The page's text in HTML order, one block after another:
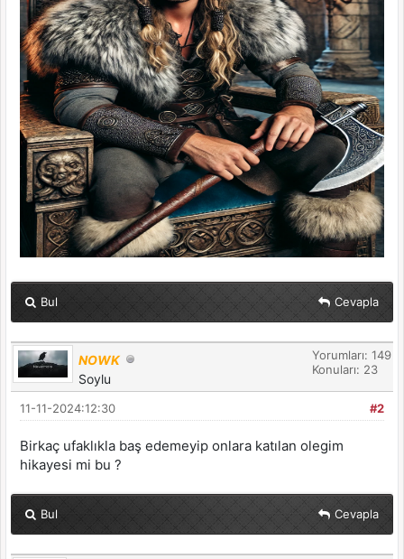
Bul Cevapla
NOWK
Soylu
Yorumları: 149
Konuları: 23
#2
11-11-2024:12:30
Birkaç ufaklıkla baş edemeyip onlara katılan olegim
hikayesi mi bu ?
Bul Cevapla